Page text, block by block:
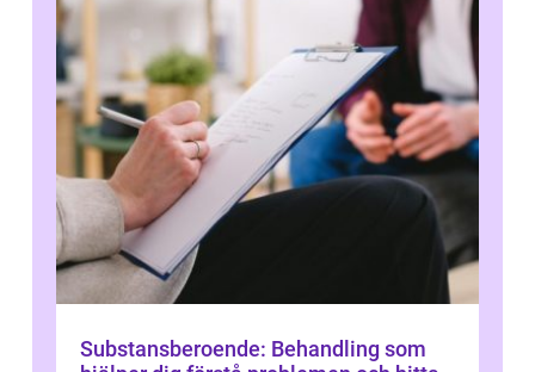
Substansberoende: Behandling som